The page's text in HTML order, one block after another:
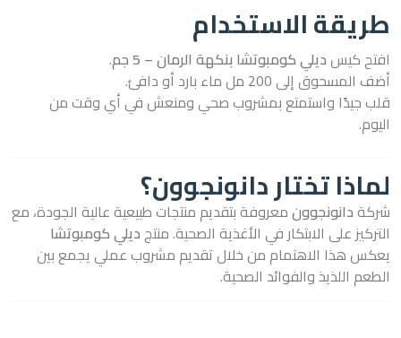
طريقة الاستخدام
افتح كيسديلي كومبوتشا بنكهة الرمان – 5 جم
.
أضف المسحوق إلى 200 مل ماء بارد أو دافئ.
قلب جيدًا واستمتع بمشروب صحي ومنعش في أي وقت من
اليوم.
لماذا تختار دانونجوون؟
شركةدانونجوونمعروفة بتقديم منتجات طبيعية عالية الجودة، مع
التركيز على الابتكار في الأغذية الصحية. منتج ديلي كومبوتشا
يعكس هذا الاهتمام من خلال تقديم مشروب عملي يجمع بين
الطعم اللذيذ والفوائد الصحية.